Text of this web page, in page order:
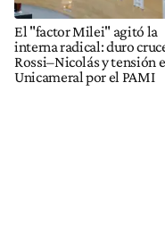
El "factor Milei" agitó la
interna radical: duro
Rossi–Nicolás y tensión
Unicameral por el PAMI